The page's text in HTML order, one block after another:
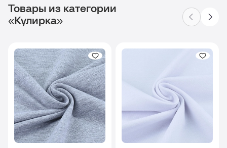
Товары из категории
«Кулирка»